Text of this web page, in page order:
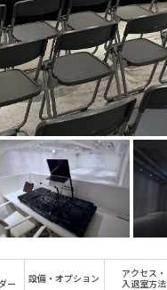
ー
設備・オプション
アクセス ・
入退室方法